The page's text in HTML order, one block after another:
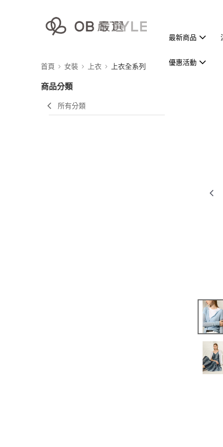
最新商品
優惠活動
首頁 女裝 上衣 上衣全系列
商品分類
所有分類